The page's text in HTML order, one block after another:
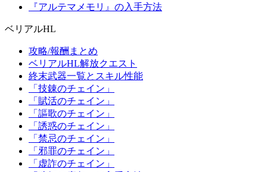
『アルテマメモリ』の入手方法
ベリアルHL
攻略/報酬まとめ
ベリアルHL解放クエスト
終末武器一覧とスキル性能
「技錬のチェイン」
「賦活のチェイン」
「謳歌のチェイン」
「誘惑のチェイン」
「禁忌のチェイン」
「邪罪のチェイン」
「虚詐のチェイン」